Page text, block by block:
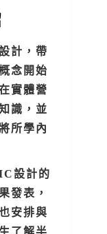
計，帶
念開始
實體營
識，並
所學內
設計的
發表，
安排與